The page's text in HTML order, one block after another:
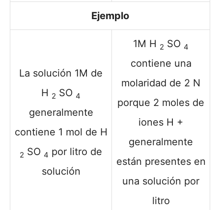
Ejemplo
La solución 1M de
H 2 SO 4
generalmente
contiene 1 mol de H
2 SO 4 por litro de
solución
1M H 2 SO 4
contiene una
molaridad de 2 N
porque 2 moles de
iones H +
generalmente
están presentes en
una solución por
litro